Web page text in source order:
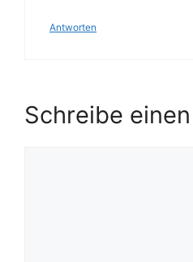
Antworten
Schreibe